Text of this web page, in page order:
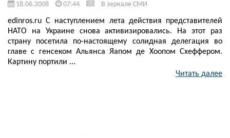
18.06.2008 07:44 В зеркале СМИ
edinros.ru С наступлением лета действия представителей
НАТО на Украине снова активизировались. На этот раз
страну посетила по-настоящему солидная делегация во
главе с генсеком Альянса Яапом де Хоопом Схеффером.
Картину портили ...
Читать далее